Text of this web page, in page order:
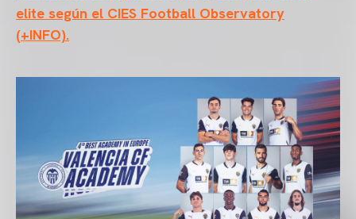
elite según el CIES Football Observatory
(+INFO).